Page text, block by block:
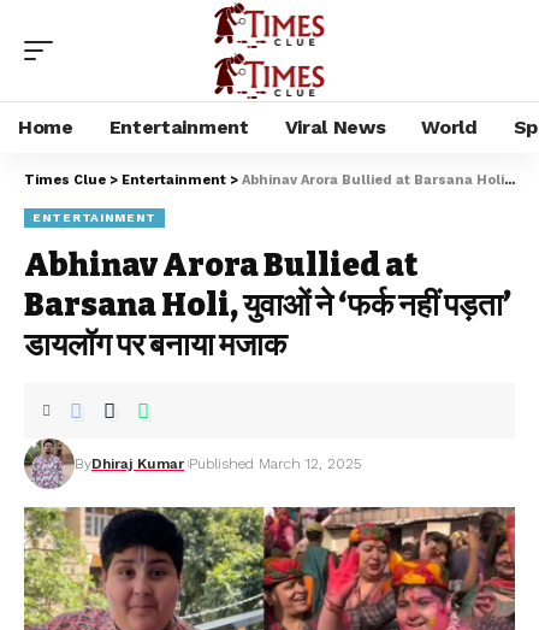
Home Entertainment Viral News World
Times Clue > Entertainment > Abhinav Arora Bullied at Barsana Holi, युवाओं ने ‘फर्क नहीं पड़ता’ डायलॉग पर बनाया मजाक
ENTERTAINMENT
Abhinav Arora Bullied at
Barsana Holi, युवाओं ने ‘फर्क नहीं पड़ता’
डायलॉग पर बनाया मजाक
ByDhiraj Kumar Published March 12, 2025